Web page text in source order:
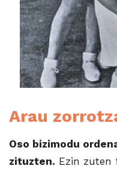
Arau
Oso bizimodu
zituzten. Ezin zuten